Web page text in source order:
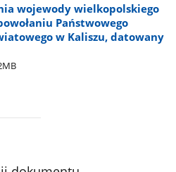
wojewody wielkopolskiego
Państwowego
w Kaliszu, datowany